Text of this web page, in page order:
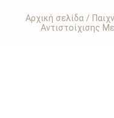
Αρχική σελίδα /
Αντιστοίχισης